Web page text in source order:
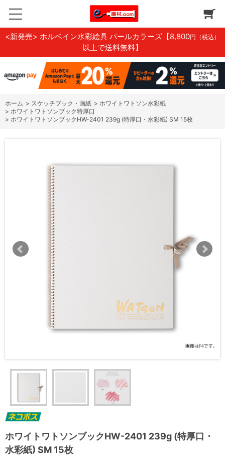
<新発売> ホルベイン水彩絵具 パールカラーズ 【8,800円（税込）
以上で送料無料】
ホーム > スケッチブック・画紙 > ホワイトワトソン水彩紙
> ホワイトワトソンブック特厚口
> ホワイトワトソンブックHW-2401 239g (特厚口・水彩紙) SM 15枚
ホワイトワトソンブックHW-2401 239g (特厚口・
水彩紙) SM 15枚